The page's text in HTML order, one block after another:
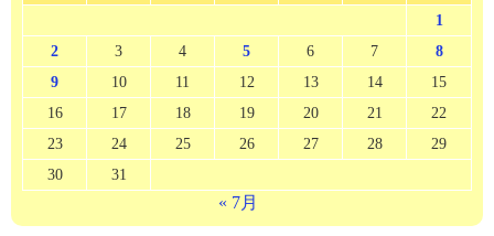
1
2
3 4 5 6 7
8
9
10 11 12 13 14
15
16
17 18 19 20 21
22
23
24 25 26 27 28
29
30
31
« 7月